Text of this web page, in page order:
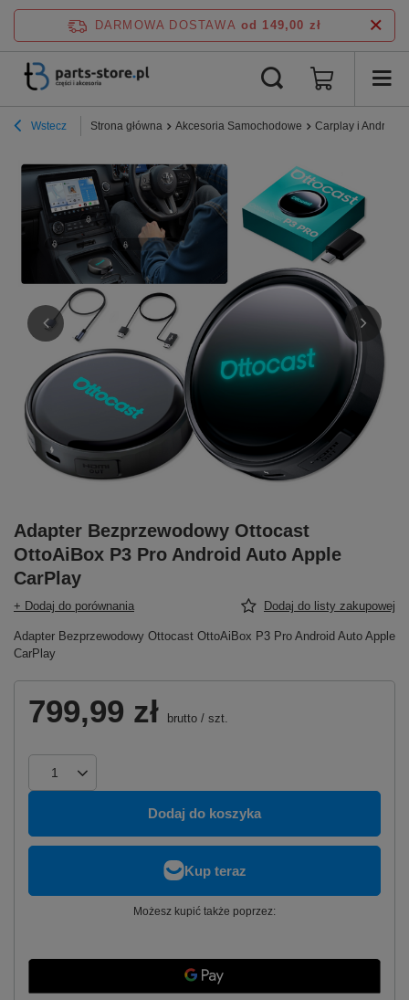
DARMOWA DOSTAWA od 149,00 zł
Wstecz Strona główna Akcesoria Samochodowe Carplay i Android
Adapter Bezprzewodowy Ottocast
OttoAiBox P3 Pro Android Auto Apple
CarPlay
+ Dodaj do porównania Dodaj do listy zakupowej
Adapter Bezprzewodowy Ottocast OttoAiBox P3 Pro Android Auto Apple
CarPlay
799,99 zł brutto / szt.
Dodaj do koszyka
Możesz kupić także poprzez: